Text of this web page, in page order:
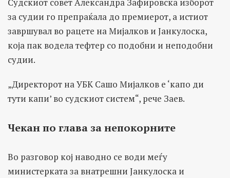
Судскиот совет Александра Зафировска изборот
за судии го препраќала до премиерот, а истиот
завршувал во рацете на Мијалков и Јанкулоска,
која пак водела тефтер со подобни и неподобни
судии.
„Директорот на УБК Сашо Мијалков е ‘капо ди
тути капи’ во судскиот систем“, рече Заев.
Чекан по глава за непокорните
Во разговор кој наводно се води меѓу
министерката за внатрешни Јанкулоска и